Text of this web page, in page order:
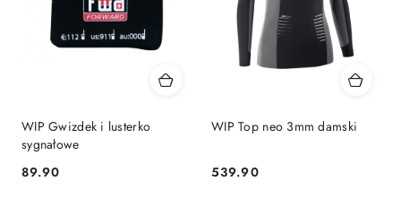
WIP Gwizdek i lusterko
sygnałowe
Cena:
89.90
WIP Top neo 3mm damski
Cena:
539.90